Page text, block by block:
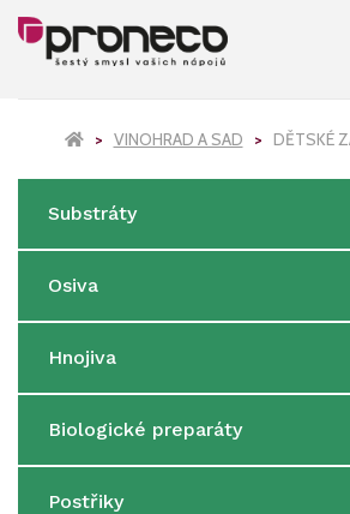
VINOHRAD A SAD DĚTSKÉ
Substráty
Osiva
Hnojiva
Biologické preparáty
Postřiky